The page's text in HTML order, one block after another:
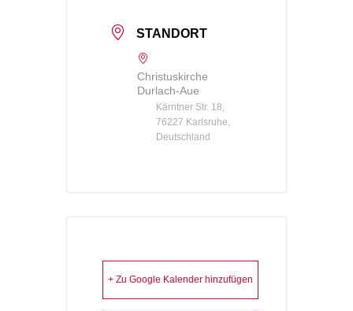
STANDORT
Christuskirche
Durlach-Aue
Kärntner Str. 18,
76227 Karlsruhe,
Deutschland
+ Zu Google Kalender hinzufügen